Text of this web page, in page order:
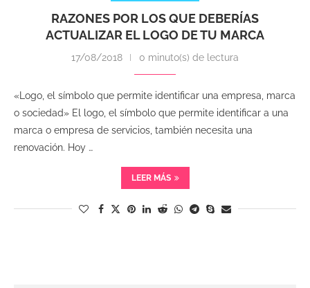
RAZONES POR LOS QUE DEBERÍAS
ACTUALIZAR EL LOGO DE TU MARCA
17/08/2018 0 minuto(s) de lectura
«Logo, el símbolo que permite identificar una empresa, marca
o sociedad» El logo, el símbolo que permite identificar a una
marca o empresa de servicios, también necesita una
renovación. Hoy …
LEER MÁS